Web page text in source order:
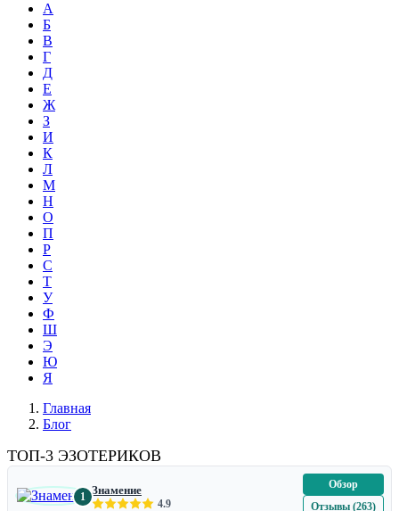
А
Б
В
Г
Д
Е
Ж
З
И
К
Л
М
Н
О
П
Р
С
Т
У
Ф
Ш
Э
Ю
Я
Главная
Блог
ТОП-3 ЭЗОТЕРИКОВ
1 Знамение
4.9
Обзор
Отзывы (263)